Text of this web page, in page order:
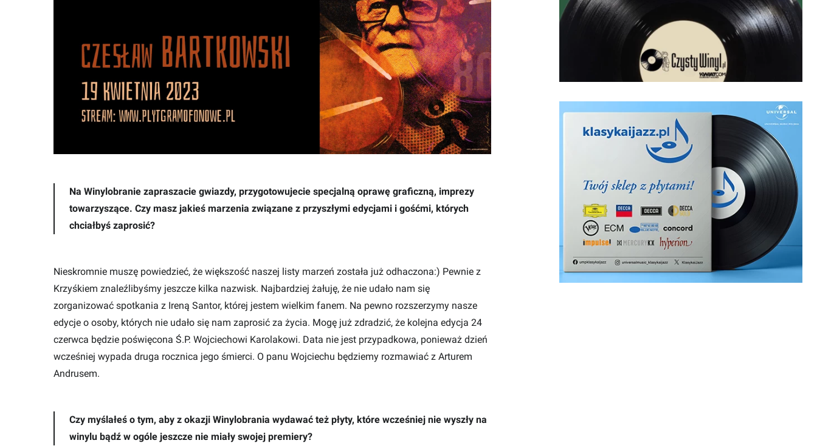
Na Winylobranie zapraszacie gwiazdy, przygotowujecie specjalną oprawę graficzną, imprezy
towarzyszące. Czy masz jakieś marzenia związane z przyszłymi edycjami i gośćmi, których
chciałbyś zaprosić?
Nieskromnie muszę powiedzieć, że większość naszej listy marzeń została już odhaczona:) Pewnie z
Krzyśkiem znaleźlibyśmy jeszcze kilka nazwisk. Najbardziej żałuję, że nie udało nam się
zorganizować spotkania z Ireną Santor, której jestem wielkim fanem. Na pewno rozszerzymy nasze
edycje o osoby, których nie udało się nam zaprosić za życia. Mogę już zdradzić, że kolejna edycja 24
czerwca będzie poświęcona Ś.P. Wojciechowi Karolakowi. Data nie jest przypadkowa, ponieważ dzień
wcześniej wypada druga rocznica jego śmierci. O panu Wojciechu będziemy rozmawiać z Arturem
Andrusem.
Czy myślałeś o tym, aby z okazji Winylobrania wydawać też płyty, które wcześniej nie wyszły na
winylu bądź w ogóle jeszcze nie miały swojej premiery?